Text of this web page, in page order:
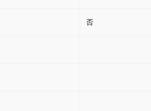
否